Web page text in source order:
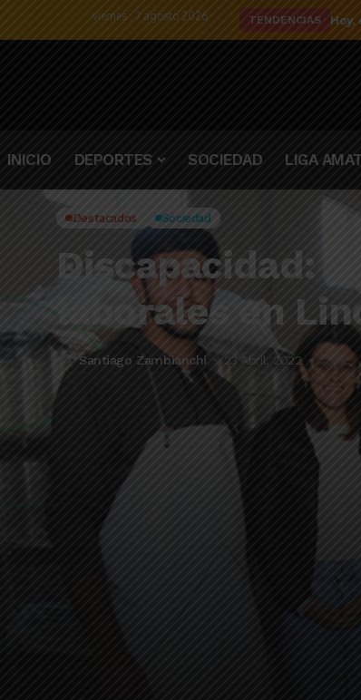
viernes , 7 agosto 2026 TENDENCIAS El
INICIO DEPORTES SOCIEDAD LIGA
Destacados Sociedad
Discapacidad:
laborales en
Santiago Zambianchi 23 Abril, 2022